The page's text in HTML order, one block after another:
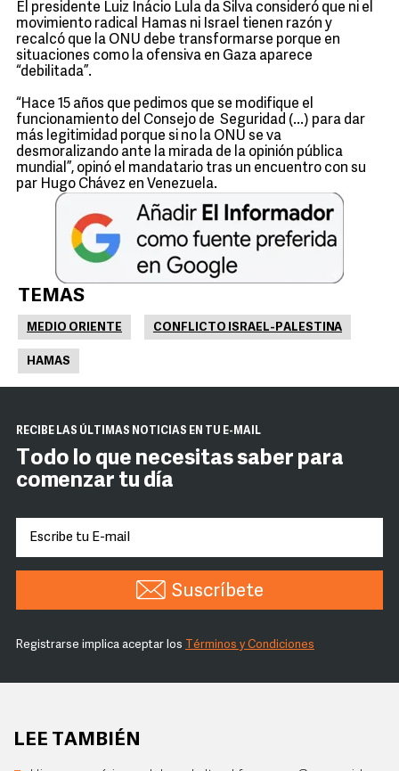
El presidente Luiz Inácio Lula da Silva consideró que ni el
movimiento radical Hamas ni Israel tienen razón y
recalcó que la ONU debe transformarse porque en
situaciones como la ofensiva en Gaza aparece
“debilitada”.
“Hace 15 años que pedimos que se modifique el
funcionamiento del Consejo de Seguridad (...) para dar
más legitimidad porque si no la ONU se va
desmoralizando ante la mirada de la opinión pública
mundial”, opinó el mandatario tras un encuentro con su
par Hugo Chávez en Venezuela.
TEMAS
MEDIO ORIENTE CONFLICTO ISRAEL-PALESTINA
HAMAS
RECIBE LAS ÚLTIMAS NOTICIAS EN TU E-MAIL
Todo lo que necesitas saber para
comenzar tu día
Suscríbete
Registrarse implica aceptar los Términos y Condiciones
LEE TAMBIÉN